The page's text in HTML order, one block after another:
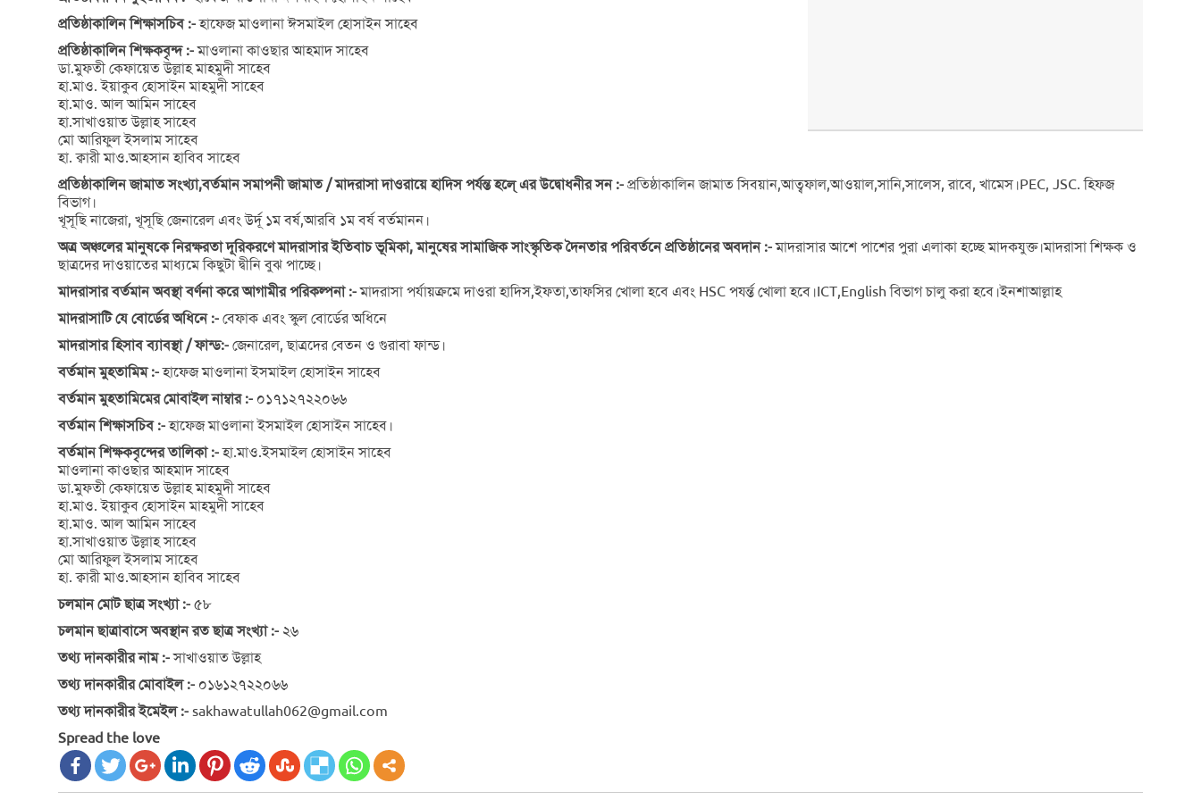
প্রতিষ্ঠাকালিন শিক্ষাসচিব :-হাফেজ মাওলানা ঈসমাইল হোসাইন সাহেব
প্রতিষ্ঠাকালিন শিক্ষকবৃন্দ :-মাওলানা কাওছার আহমাদ সাহেব
ডা.মুফতী কেফায়েত উল্লাহ মাহমুদী সাহেব
হা.মাও. ইয়াকুব হোসাইন মাহমুদী সাহেব
হা.মাও. আল আমিন সাহেব
হা.সাখাওয়াত উল্লাহ সাহেব
মো আরিফুল ইসলাম সাহেব
হা. ক্বারী মাও.আহসান হাবিব সাহেব
প্রতিষ্ঠাকালিন জামাত সংখ্যা,বর্তমান সমাপনী জামাত / মাদরাসা দাওরায়ে হাদিস পর্যন্ত হলে্ এর উদ্বোধনীর সন :- প্রতিষ্ঠাকালিন জামাত সিবয়ান,আত্বফাল,আওয়াল,সানি,সালেস, রাবে, খামেস।PEC, JSC. হিফজ
বিভাগ।
খূসূছি নাজেরা, খূসূছি জেনারেল এবং উর্দূ ১ম বর্ষ,আরবি ১ম বর্ষ বর্তমানন।
অত্র অঞ্চলের মানুষকে নিরক্ষরতা দূরিকরণে মাদরাসার ইতিবাচ ভূমিকা, মানুষের সামাজিক সাংস্কৃতিক দৈনতার পরিবর্তনে প্রতিষ্ঠানের অবদান :-মাদরাসার আশে পাশের পুরা এলাকা হচ্ছে মাদকযুক্ত।মাদরাসা শিক্ষক ও
ছাত্রদের দাওয়াতের মাধ্যমে কিছুটা দ্বীনি বুঝ পাচ্ছে।
মাদরাসার বর্তমান অবস্থা বর্ণনা করে আগামীর পরিকল্পনা :-মাদরাসা পর্যায়ক্রমে দাওরা হাদিস,ইফতা,তাফসির খোলা হবে এবং HSC পযর্ন্ত খোলা হবে।ICT,English বিভাগ চালু করা হবে।ইনশাআল্লাহ
মাদরাসাটি যে বোর্ডের অধিনে :- বেফাক এবং স্কুল বোর্ডের অধিনে
মাদরাসার হিসাব ব্যাবস্থা / ফান্ড:- জেনারেল, ছাত্রদের বেতন ও গুরাবা ফান্ড।
বর্তমান মুহতামিম :-হাফেজ মাওলানা ইসমাইল হোসাইন সাহেব
বর্তমান মুহতামিমের মোবাইল নাম্বার :- ০১৭১২৭২২০৬৬
বর্তমান শিক্ষাসচিব :-হাফেজ মাওলানা ইসমাইল হোসাইন সাহেব।
বর্তমান শিক্ষকবৃন্দের তালিকা :-হা.মাও.ইসমাইল হোসাইন সাহেব
মাওলানা কাওছার আহমাদ সাহেব
ডা.মুফতী কেফায়েত উল্লাহ মাহমুদী সাহেব
হা.মাও. ইয়াকুব হোসাইন মাহমুদী সাহেব
হা.মাও. আল আমিন সাহেব
হা.সাখাওয়াত উল্লাহ সাহেব
মো আরিফুল ইসলাম সাহেব
হা. ক্বারী মাও.আহসান হাবিব সাহেব
চলমান মোট ছাত্র সংখ্যা :- ৫৮
চলমান ছাত্রাবাসে অবস্থান রত ছাত্র সংখ্যা :- ২৬
তথ্য দানকারীর নাম :-সাখাওয়াত উল্লাহ
তথ্য দানকারীর মোবাইল :- ০১৬১২৭২২০৬৬
তথ্য দানকারীর ইমেইল :- sakhawatullah062@gmail.com
Spread the love